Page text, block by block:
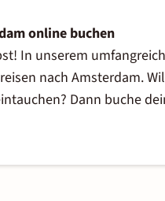
online buchen
In unserem
nach Amsterdam.
Dann buche